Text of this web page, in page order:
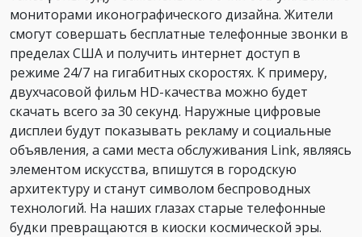
мониторами иконографического дизайна. Жители
смогут совершать бесплатные телефонные звонки в
пределах США и получить интернет доступ в
режиме 24/7 на гигабитных скоростях. К примеру,
двухчасовой фильм HD-качества можно будет
скачать всего за 30 секунд. Наружные цифровые
дисплеи будут показывать рекламу и социальные
объявления, а сами места обслуживания Link, являясь
элементом искусства, впишутся в городскую
архитектуру и станут символом беспроводных
технологий. На наших глазах старые телефонные
будки превращаются в киоски космической эры.